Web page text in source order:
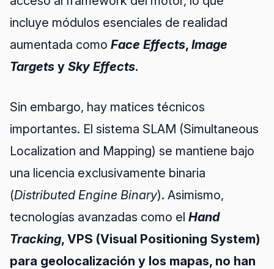
incluye módulos esenciales de realidad
aumentada como Face Effects, Image
Targets y Sky Effects.
Sin embargo, hay matices técnicos
importantes. El sistema SLAM (Simultaneous
Localization and Mapping) se mantiene bajo
una licencia exclusivamente binaria
(Distributed Engine Binary). Asimismo,
tecnologías avanzadas como el Hand
Tracking, VPS (Visual Positioning System)
para geolocalización y los mapas, no han